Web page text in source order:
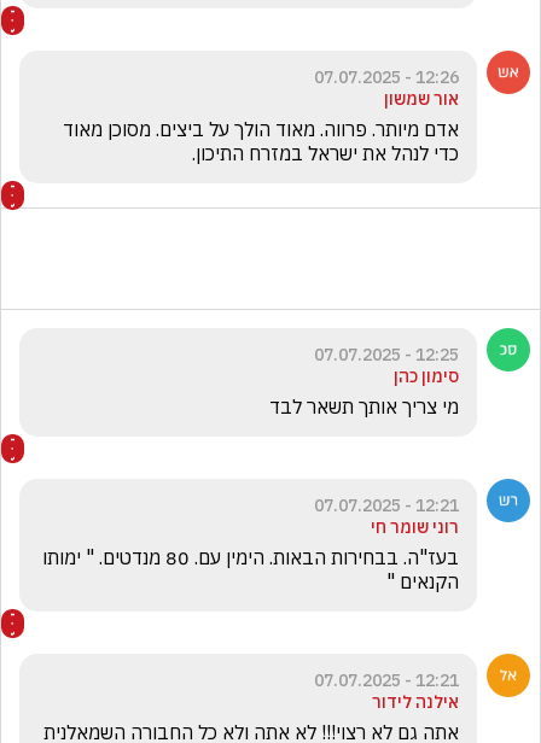
12:26 - 07.07.2025
אור שמשון
כדי לנהל את ישראל במזרח התיכון.
12:25 - 07.07.2025
סימון כהן
מי צריך אותך תשאר לבד
12:21 - 07.07.2025
רוני שומר חי
הקנאים "
12:21 - 07.07.2025
אילנה לידור